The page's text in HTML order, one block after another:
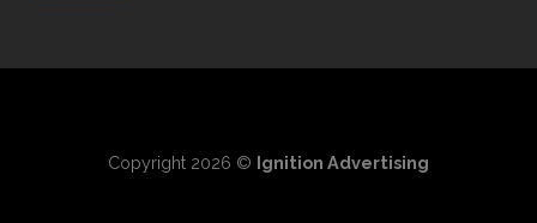
Copyright 2026 © Ignition Advertising